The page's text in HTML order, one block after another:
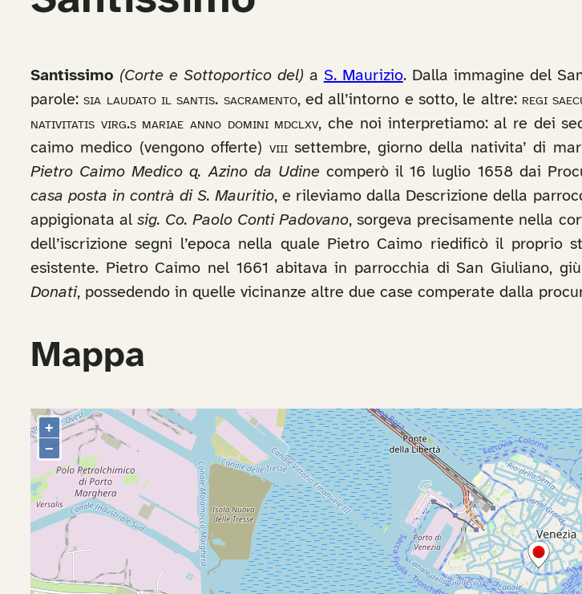
Santissimo (Corte e Sottoportico del) a S. Maurizio. Dalla immagine del
parole:sia laudato il santis. sacramento, ed all’intorno e sotto, le altre: regi
nativitatis virg.s mariae anno domini mdclxv, che noi interpretiamo: al re dei
caimo medico (vengono offerte) viiisettembre, giorno della nativita’ di
Pietro Caimo Medico q. Azino da Udinecomperò il 16 luglio 1658 dai
casa posta in contrà di S. Mauritio, e rileviamo dalla Descrizione della
appigionata alsig. Co. Paolo Conti Padovano, sorgeva precisamente nella
dell’iscrizione segni l’epoca nella quale Pietro Caimo riedificò il proprio
esistente. Pietro Caimo nel 1661 abitava in parrocchia di San Giuliano,
Donati, possedendo in quelle vicinanze altre due case comperate dalla
Mappa